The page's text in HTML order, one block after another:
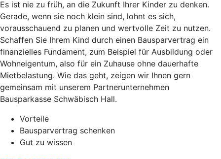
Es ist nie zu früh, an die Zukunft Ihrer Kinder zu denken.
Gerade, wenn sie noch klein sind, lohnt es sich,
vorausschauend zu planen und wertvolle Zeit zu nutzen.
Schaffen Sie Ihrem Kind durch einen Bausparvertrag ein
finanzielles Fundament, zum Beispiel für Ausbildung oder
Wohneigentum, also für ein Zuhause ohne dauerhafte
Mietbelastung. Wie das geht, zeigen wir Ihnen gern
gemeinsam mit unserem Partnerunternehmen
Bausparkasse Schwäbisch Hall.
Vorteile
Bausparvertrag schenken
Gut zu wissen